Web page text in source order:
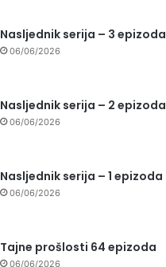
Nasljednik serija – 3 epizoda
06/06/2026
Nasljednik serija – 2 epizoda
06/06/2026
Nasljednik serija – 1 epizoda
06/06/2026
Tajne prošlosti 64 epizoda
06/06/2026